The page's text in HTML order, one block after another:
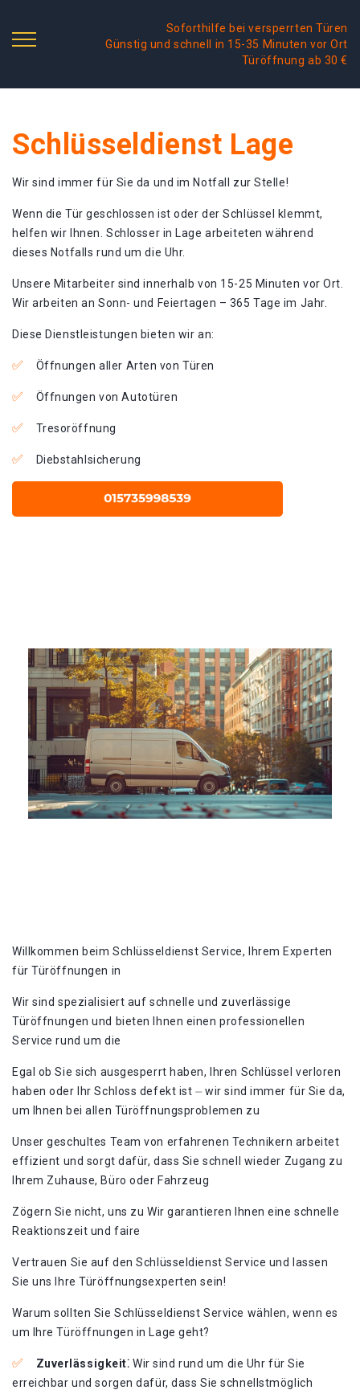
Soforthilfe bei versperrten Türen
Günstig und schnell in 15-35 Minuten vor Ort
Türöffnung ab 30 €
Schlüsseldienst Lage
Wir sind immer für Sie da und im Notfall zur Stelle!
Wenn die Tür geschlossen ist oder der Schlüssel klemmt,
helfen wir Ihnen. Schlosser in Lage arbeiteten während
dieses Notfalls rund um die Uhr.
Unsere Mitarbeiter sind innerhalb von 15-25 Minuten vor Ort.
Wir arbeiten an Sonn- und Feiertagen – 365 Tage im Jahr.
Diese Dienstleistungen bieten wir an:
Öffnungen aller Arten von Türen
Öffnungen von Autotüren
Tresoröffnung
Diebstahlsicherung
Willkommen beim Schlüsseldienst Service, Ihrem Experten
für Türöffnungen in
Wir sind spezialisiert auf schnelle und zuverlässige
Türöffnungen und bieten Ihnen einen professionellen
Service rund um die
Egal ob Sie sich ausgesperrt haben, Ihren Schlüssel verloren
haben oder Ihr Schloss defekt ist ⏤ wir sind immer für Sie da,
um Ihnen bei allen Türöffnungsproblemen zu
Unser geschultes Team von erfahrenen Technikern arbeitet
effizient und sorgt dafür, dass Sie schnell wieder Zugang zu
Ihrem Zuhause, Büro oder Fahrzeug
Zögern Sie nicht, uns zu Wir garantieren Ihnen eine schnelle
Reaktionszeit und faire
Vertrauen Sie auf den Schlüsseldienst Service und lassen
Sie uns Ihre Türöffnungsexperten sein!​
Warum sollten Sie Schlüsseldienst Service wählen, wenn es
um Ihre Türöffnungen in Lage geht?
Zuverlässigkeit⁚ Wir sind rund um die Uhr für Sie
erreichbar und sorgen dafür, dass Sie schnellstmöglich